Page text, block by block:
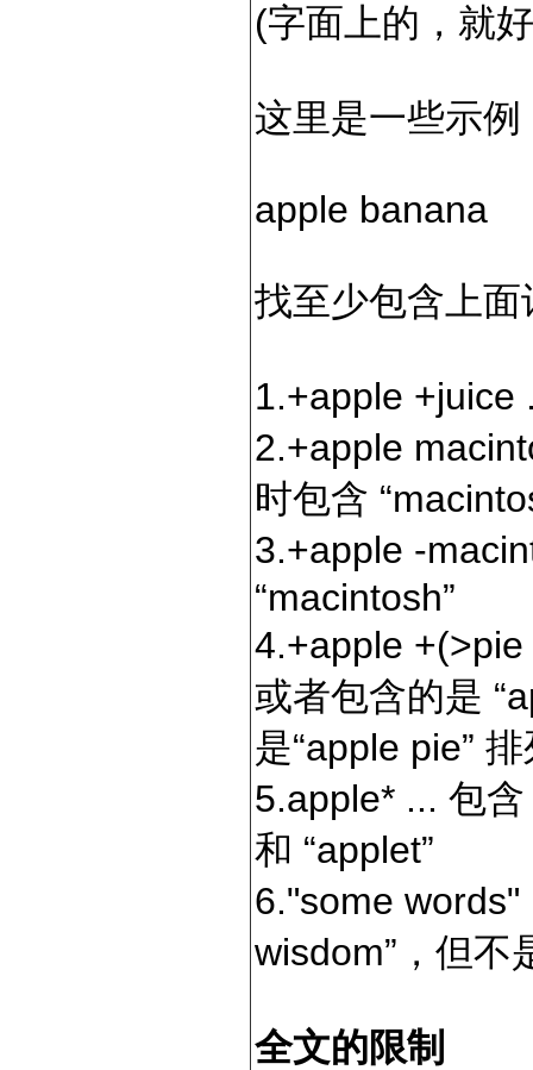
(字面上的，就
这里是一些示例
apple banana
找至少包含上
1.+apple +juice
2.+apple
时包含
3.+apple -
“macintosh”
4.+apple +(>pie
或者包含的是
是“apple pie”
5.apple* ... 包含
和 “applet”
6."some words"
wisdom”，但不
全文的限制